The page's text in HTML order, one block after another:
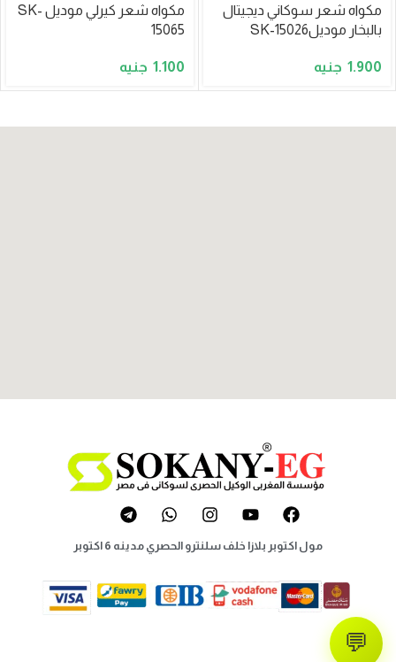
مكواه شعر سوكاني ديجيتال
بالبخار موديلSK-15026
1.900
مكواه شعر كيرلي موديل SK-
15065
1.100
مول اكتوبر بلازا خلف سلنترو الحصري مدينه 6 اكتوبر
💬